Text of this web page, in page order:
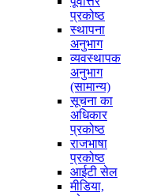
प्रकोष्ठ
स्थापना
अनुभाग
व्यवस्थापक
अनुभाग
(सामान्य)
सूचना का
अधिकार
प्रकोष्ठ
राजभाषा
प्रकोष्ठ
आईटी सेल
मीडिया,